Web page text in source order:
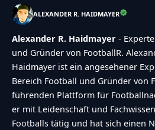
ALEXANDER R. HAIDMAYER
Alexander R. Haidmayer -
und Gründer von FootballR.
Haidmayer ist ein angesehener
Bereich Football und Gründer von
führenden Plattform für
er mit Leidenschaft und
Footballs tätig und hat sich einen